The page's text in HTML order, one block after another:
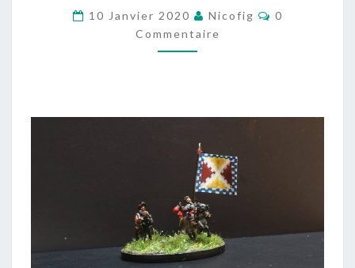
RAPHAEL
LONGBOW
10 Janvier 2020 Nicofig
0
Commentaire